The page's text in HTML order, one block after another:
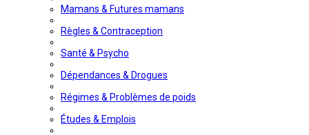
Mamans & Futures mamans
Règles & Contraception
Santé & Psycho
Dépendances & Drogues
Régimes & Problèmes de poids
Études & Emplois